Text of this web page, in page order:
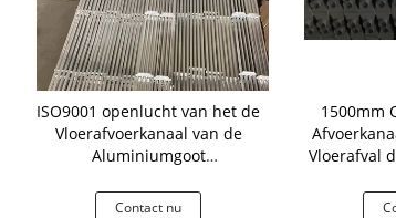
ISO9001 openlucht van het de
Vloerafvoerkanaal van de
Aluminiumgoot
Roostergrill
Contact nu
1500mm
Vloerafval